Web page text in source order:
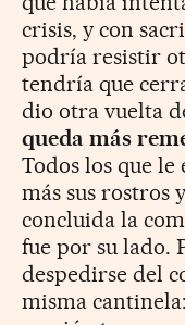
crisis, y con
podría resistir
tendría que
dio otra vuelta
queda más
Todos los que
más sus rostros
concluida la
fue por su lado.
despedirse del
misma